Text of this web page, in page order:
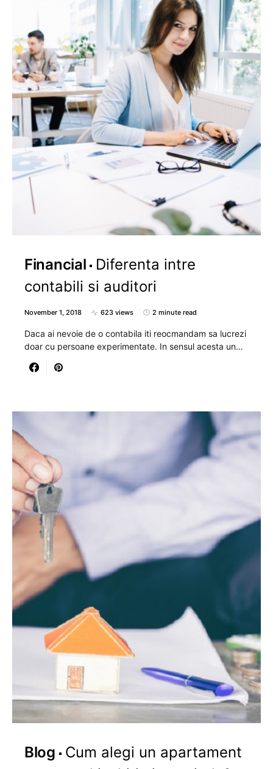
Financial
Diferenta intre
contabili si auditori
November 1, 2018 623 views 2 minute read
Daca ai nevoie de o contabila iti reocmandam sa lucrezi
doar cu persoane experimentate. In sensul acesta un…
Blog
Cum alegi un apartament